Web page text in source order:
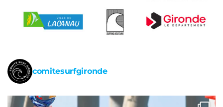
comitesurfgironde